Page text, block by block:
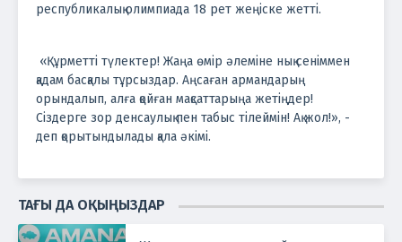
республикалық олимпиада 18 рет жеңіске жетті.
«Құрметті түлектер! Жаңа өмір әлеміне нық сеніммен
қадам басқалы тұрсыздар. Аңсаған армандарың
орындалып, алға қойған мақсаттарыңа жетіңдер!
Сіздерге зор денсаулық пен табыс тілеймін! Ақ жол!», -
деп қорытындылады қала әкімі.
ТАҒЫ ДА ОҚЫҢЫЗДАР